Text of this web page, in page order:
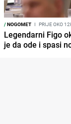
/NOGOMET I PRIJE OKO
Legendarni Figo
je da ode i spasi